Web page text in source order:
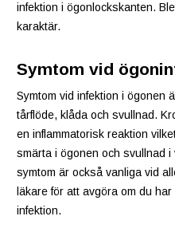
infektion i ögonlockskanten.
karaktär.
Symtom vid
Symtom vid infektion i ögonen
tårflöde, klåda och svullnad.
en inflammatorisk reaktion
smärta i ögonen och svullnad
symtom är också vanliga vid
läkare för att avgöra om du
infektion.